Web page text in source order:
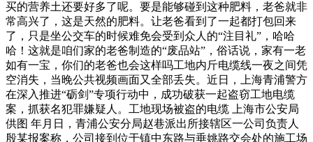
买的营养土还要好多了呢。要是能够碰到这种肥料，老爸就非
常高兴了，这是天然的肥料。让老爸看到了一起都打包回来
了，只是坐公交车的时候难免会受到众人的“注目礼”，哈哈
哈！这就是咱们家的老爸制造的“废品站”，俗话说，家有一老
如有一宝，你们的老爸也会这样吗工地内斤电缆线一夜之间凭
空消失，当晚公共视频画面又全部丢失。近日，上海青浦警方
在深入推进“砺剑”专项行动中，成功破获一起盗窃工地电缆
案，抓获名犯罪嫌疑人。工地现场被盗的电缆 上海市公安局
供图 年月日，青浦公安分局赵巷派出所接辖区一公司负责人
殷某报案称，公司接到位于镇中东路与垂姚路交会处的施工场